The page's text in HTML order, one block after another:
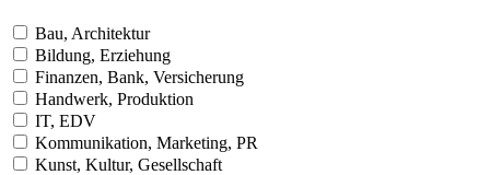
Bau, Architektur
Bildung, Erziehung
Finanzen, Bank, Versicherung
Handwerk, Produktion
IT, EDV
Kommunikation, Marketing, PR
Kunst, Kultur, Gesellschaft